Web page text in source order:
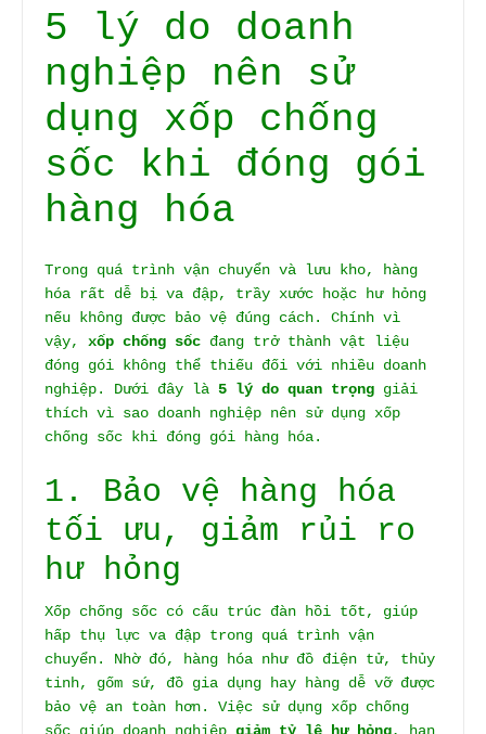
5 lý do doanh
nghiệp nên sử
dụng xốp chống
sốc khi đóng gói
hàng hóa
Trong quá trình vận chuyển và lưu kho, hàng
hóa rất dễ bị va đập, trầy xước hoặc hư hỏng
nếu không được bảo vệ đúng cách. Chính vì
vậy, xốp chống sốc đang trở thành vật liệu
đóng gói không thể thiếu đối với nhiều doanh
nghiệp. Dưới đây là 5 lý do quan trọng giải
thích vì sao doanh nghiệp nên sử dụng xốp
chống sốc khi đóng gói hàng hóa.
1. Bảo vệ hàng hóa
tối ưu, giảm rủi ro
hư hỏng
Xốp chống sốc có cấu trúc đàn hồi tốt, giúp
hấp thụ lực va đập trong quá trình vận
chuyển. Nhờ đó, hàng hóa như đồ điện tử, thủy
tinh, gốm sứ, đồ gia dụng hay hàng dễ vỡ được
bảo vệ an toàn hơn. Việc sử dụng xốp chống